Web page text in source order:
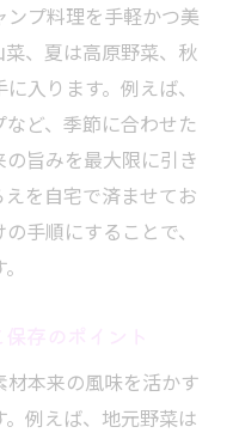
ンプ料理の楽しみ
ドア調理のポイン
ンプごはんの工夫
材保存と調理のコ
プ料理を手軽かつ美
、夏は高原野菜、秋
入ります。例えば、
ど、季節に合わせた
旨みを最大限に引き
を自宅で済ませてお
手順にすることで、
本来の風味を活かす
例えば、地元野菜は